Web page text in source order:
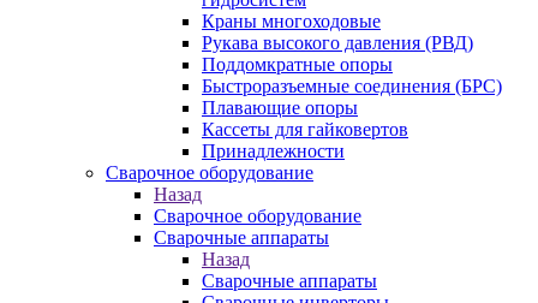
Краны многоходовые
Рукава высокого давления (РВД)
Поддомкратные опоры
Быстроразъемные соединения (БРС)
Плавающие опоры
Кассеты для гайковертов
Принадлежности
Сварочное оборудование
Назад
Сварочное оборудование
Сварочные аппараты
Назад
Сварочные аппараты